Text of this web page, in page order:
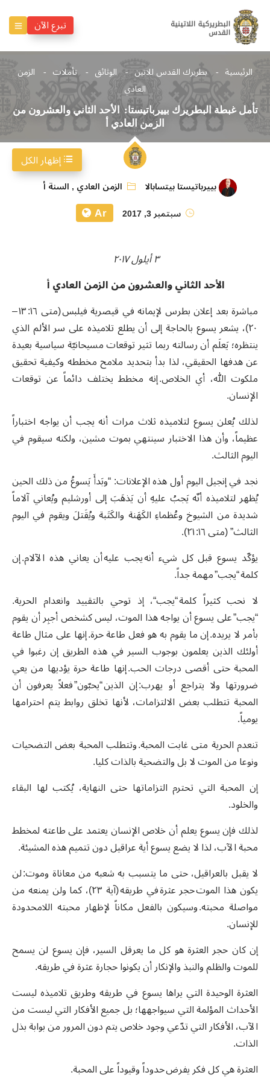
تبرع الآن
الرئيسية بطريرك القدس للاتين الوثائق تأملات
الزمن
العادي
تأمل غبطة البطريرك بييرباتيستا: الأحد الثاني والعشرون من
الزمن العادي أ
بييرباتيستا بيتسابالا الزمن العادي , السنة أ
سبتمبر 3, 2017
Ar
٣ أيلول ٢٠١٧
الأحد الثاني والعشرون من الزمن العادي أ
مباشرة بعد إعلان بطرس لإيمانه في قيصرية فيلبس (متى ١٦: ١٣ –
٢٠)، يشعر يسوع بالحاجة إلى أن يطلع تلاميذه على سر الألم الذي
ينتظره؛ يَعلَم أن رسالته ربما تثير توقعات مسيحانيّة سياسية بعيدة
عن هدفها الحقيقي، لذا بدأ بتحديد ملامح مخططه وكيفية تحقيق
ملكوت الله، أي الخلاص. إنه مخطط يختلف دائماً عن توقعات
الإنسان.
لذلك يُعلن يسوع لتلاميذه ثلاث مرات أنه يجب أن يواجه اختباراً
عظيماً، وأن هذا الاختبار سينتهي بموت مشين، ولكنه سيقوم في
اليوم الثالث.
نجد في إنجيل اليوم أول هذه الإعلانات: “وبَدأَ يَسوعُ من ذلك الحين
يُظهر لتلاميذه أنّه يَجبُ عليهِ أن يَذهَبَ إلى أورشليم ويُعاني آلاماً
شديدة من الشيوخ وعُظماءِ الكَهَنة والكَتَبة ويُقَتلَ ويقوم في اليوم
الثالث” (متى ١٦: ٢١).
يؤكّد يسوع قبل كل شيء أنه يجب عليه أن يعاني هذه الآلام. إن
كلمة “يجب” مهمة جداً.
لا نحب كثيراً كلمة “يجب“، إذ توحي بالتقييد وانعدام الحرية.
“يجب” على يسوع أن يواجه هذا الموت، ليس كشخص أجبِر أن يقوم
بأمر لا يريده. إن ما يقوم به هو فعل طاعة حرة. إنها على مثال طاعة
أولئك الذين يعلمون بوجوب السير في هذه الطريق إن رغبوا في
المحبة حتى أقصى درجات الحب. إنها طاعة حرة يؤديها من يعي
ضرورتها ولا يتراجع أو يهرب: إن الذين “يحبّون” فعلاً يعرفون أن
المحبة تتطلب بعض الالتزامات، لأنها تخلق روابط يتم احترامها
يومياً.
تنعدم الحرية متى غابت المحبة. وتتطلب المحبة بعض التضحيات
ونوعا من الموت لا بل والتضحية بالذات كليا.
إن المحبة التي تحترم التزاماتها حتى النهاية، يُكتب لها البقاء
والخلود.
لذلك فإن يسوع يعلم أن خلاص الإنسان يعتمد على طاعته لمخطط
محبة الآب، لذا لا يضع يسوع أية عراقيل دون تتميم هذه المشيئة.
لا يقبل بالعراقيل، حتى ما يتسبب به شعبه من معاناة وموت: لن
يكون هذا الموت حجر عثرة في طريقه (آية ٢٣)، كما ولن يمنعه من
مواصلة محبته. وسيكون بالفعل مكاناً لإظهار محبته اللامحدودة
للإنسان.
إن كان حجر العثرة هو كل ما يعرقل السير، فإن يسوع لن يسمح
للموت والظلم والنبذ والإنكار أن يكونوا حجارة عثرة في طريقه.
العثرة الوحيدة التي يراها يسوع في طريقه وطريق تلاميذه ليست
الأحداث المؤلمة التي سيواجهها؛ بل جميع الأفكار التي ليست من
الآب، الأفكار التي تدّعي وجود خلاص يتم دون المرور من بوابة بذل
الذات.
العثرة هي كل فكر يفرض حدوداً وقيوداً على المحبة.
إظهار الكل